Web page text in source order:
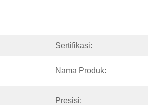
Sertifikasi:
Nama Produk:
Presisi: